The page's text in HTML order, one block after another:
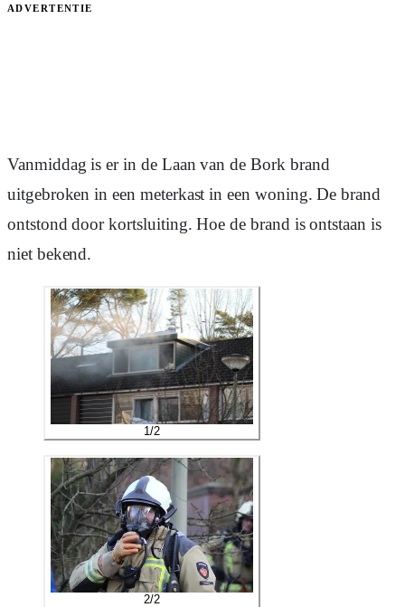
ADVERTENTIE
Vanmiddag is er in de Laan van de Bork brand
uitgebroken in een meterkast in een woning. De brand
ontstond door kortsluiting. Hoe de brand is ontstaan is
niet bekend.
1 /2
2/2